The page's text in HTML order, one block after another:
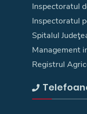
Inspectoratul
Inspectoratul
Spitalul
Management
Registrul